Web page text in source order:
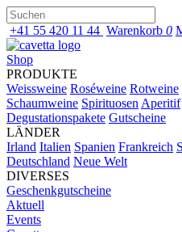
+41 55 420 11 44 Warenkorb 0
Shop
PRODUKTE
Weissweine Roséweine Rotweine
Schaumweine Spirituosen Aperitif
Degustationspakete Gutscheine
LÄNDER
Irland Italien Spanien Frankreich
Deutschland Neue Welt
DIVERSES
Geschenkgutscheine
Aktuell
Events